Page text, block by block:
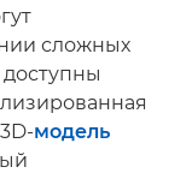
сложных
модель